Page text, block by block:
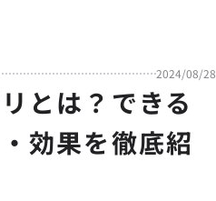
2024/08/28
とは？できる
効果を徹底紹